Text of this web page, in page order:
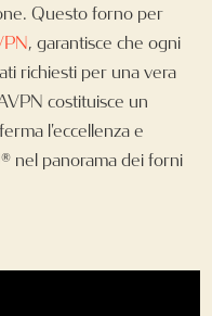
Questo forno per
, garantisce che ogni
richiesti per una vera
costituisce un
l'eccellenza e
nel panorama dei forni